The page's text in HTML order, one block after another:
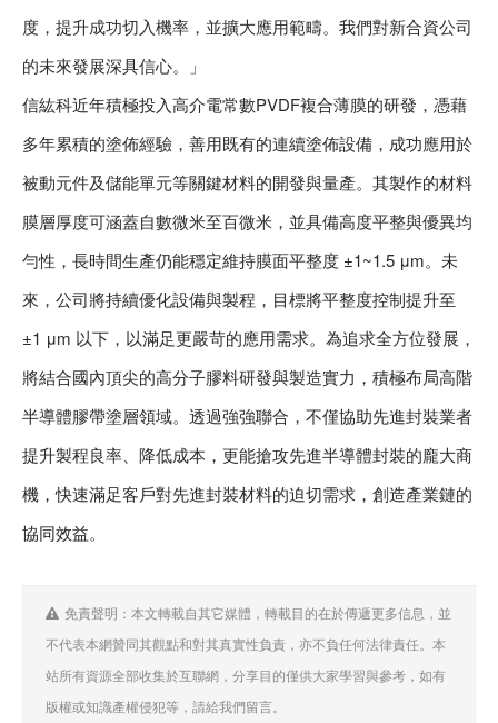
度，提升成功切入機率，並擴大應用範疇。我們對新合資公司
的未來發展深具信心。」
信紘科近年積極投入高介電常數PVDF複合薄膜的研發，憑藉
多年累積的塗佈經驗，善用既有的連續塗佈設備，成功應用於
被動元件及儲能單元等關鍵材料的開發與量產。其製作的材料
膜層厚度可涵蓋自數微米至百微米，並具備高度平整與優異均
勻性，長時間生產仍能穩定維持膜面平整度 ±1~1.5 μm。未
來，公司將持續優化設備與製程，目標將平整度控制提升至
±1 μm 以下，以滿足更嚴苛的應用需求。為追求全方位發展，
將結合國內頂尖的高分子膠料研發與製造實力，積極布局高階
半導體膠帶塗層領域。透過強強聯合，不僅協助先進封裝業者
提升製程良率、降低成本，更能搶攻先進半導體封裝的龐大商
機，快速滿足客戶對先進封裝材料的迫切需求，創造產業鏈的
協同效益。
免責聲明：本文轉載自其它媒體，轉載目的在於傳遞更多信息，並
不代表本網贊同其觀點和對其真實性負責，亦不負任何法律責任。本
站所有資源全部收集於互聯網，分享目的僅供大家學習與參考，如有
版權或知識產權侵犯等，請給我們留言。